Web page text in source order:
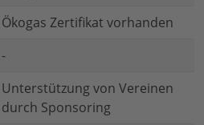
Ökogas Zertifikat vorhanden
-
Unterstützung von Vereinen
durch Sponsoring